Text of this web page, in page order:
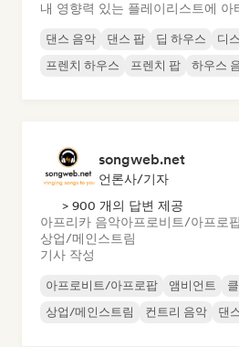
내 영향력 있는 플레이리스트에 아
댄스 음악 댄스 팝 딥 하우스 디
프렌치 하우스
프렌치 팝 하우스
songweb.net
언론사/기자
> 900 개의 답변 제공
아프리카 음악아프로비트/아프로
상업/메인스트림
기사 작성
아프로비트/아프로팝 앰비언트
상업/메인스트림
컨트리 음악 댄